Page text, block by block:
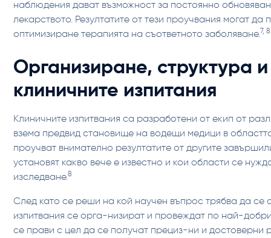
наблюдения дават възможност за постоянно
лекарството. Резултатите от тези проучвания могат да
оптимизиране терапията на съответното заболяване.7, 8
‍Организиране, структура
клиничните изпитания
Клиничните изпитвания са разработени от екип от
взема предвид становище на водещи медици в
проучват внимателно резултатите от другите
установят какво вече е известно и кои области се
изследване.8
След като се реши на кой научен въпрос трябва да се
изпитвания се орга-низират и провеждат по най-
се прави с цел да се получат прециз-ни и достоверни